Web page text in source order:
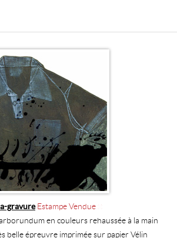
gravure Estampe Vendue
en couleurs rehaussée à la main
belle épreuvre imprimée sur papier Vélin